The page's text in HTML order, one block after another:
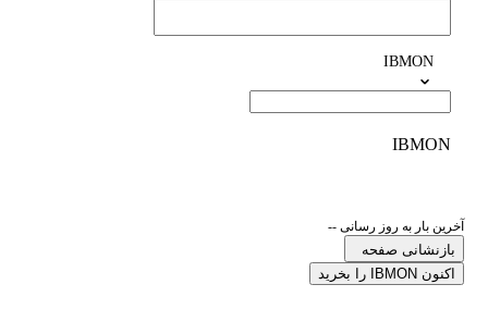
IBMON
IBMON
آخرین بار به روز رسانی --
بازنشانی صفحه
اکنون IBMON را بخرید